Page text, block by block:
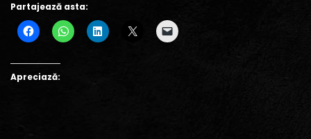
Partajează asta:
Apreciază: